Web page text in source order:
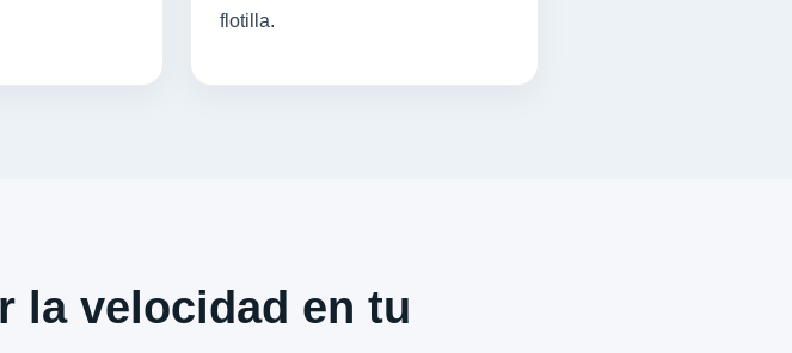
flotilla.
la velocidad en tu